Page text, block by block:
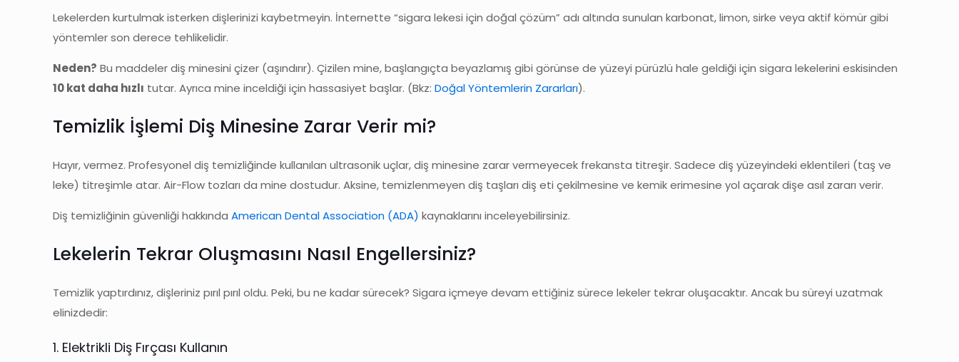
Lekelerden kurtulmak isterken dişlerinizi kaybetmeyin. İnternette “sigara lekesi için doğal çözüm” adı altında sunulan karbonat, limon, sirke veya aktif kömür gibi
yöntemler son derece tehlikelidir.
Neden? Bu maddeler diş minesini çizer (aşındırır). Çizilen mine, başlangıçta beyazlamış gibi görünse de yüzeyi pürüzlü hale geldiği için sigara lekelerini eskisinden
10 kat daha hızlı tutar. Ayrıca mine inceldiği için hassasiyet başlar. (Bkz:Doğal Yöntemlerin Zararları).
Temizlik İşlemi Diş Minesine Zarar Verir mi?
Hayır, vermez. Profesyonel diş temizliğinde kullanılan ultrasonik uçlar, diş minesine zarar vermeyecek frekansta titreşir. Sadece diş yüzeyindeki eklentileri (taş ve
leke) titreşimle atar. Air-Flow tozları da mine dostudur. Aksine, temizlenmeyen diş taşları diş eti çekilmesine ve kemik erimesine yol açarak dişe asıl zararı verir.
Diş temizliğinin güvenliği hakkındaAmerican Dental Association (ADA) kaynaklarını inceleyebilirsiniz.
Lekelerin Tekrar Oluşmasını Nasıl Engellersiniz?
Temizlik yaptırdınız, dişleriniz pırıl pırıl oldu. Peki, bu ne kadar sürecek? Sigara içmeye devam ettiğiniz sürece lekeler tekrar oluşacaktır. Ancak bu süreyi uzatmak
elinizdedir:
1. Elektrikli Diş Fırçası Kullanın